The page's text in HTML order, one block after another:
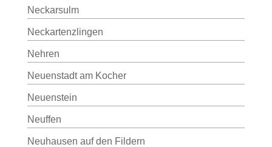
Neckarsulm
Neckartenzlingen
Nehren
Neuenstadt am Kocher
Neuenstein
Neuffen
Neuhausen auf den Fildern